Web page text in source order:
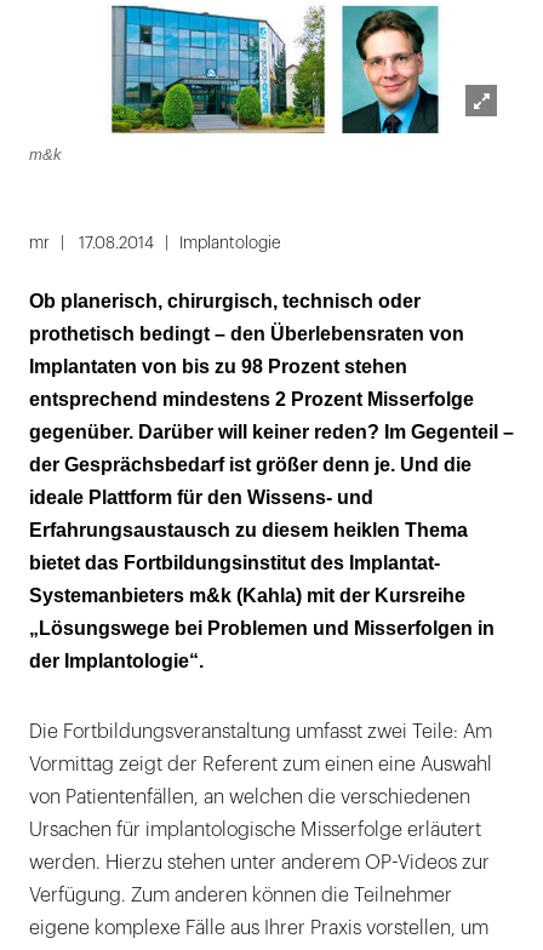
m&k
mr 17.08.2014 Implantologie
Ob planerisch, chirurgisch, technisch oder
prothetisch bedingt – den Überlebensraten von
Implantaten von bis zu 98 Prozent stehen
entsprechend mindestens 2 Prozent Misserfolge
gegenüber. Darüber will keiner reden? Im Gegenteil –
der Gesprächsbedarf ist größer denn je. Und die
ideale Plattform für den Wissens- und
Erfahrungsaustausch zu diesem heiklen Thema
bietet das Fortbildungsinstitut des Implantat-
Systemanbieters m&k (Kahla) mit der Kursreihe
„Lösungswege bei Problemen und Misserfolgen in
der Implantologie“.
Die Fortbildungsveranstaltung umfasst zwei Teile: Am
Vormittag zeigt der Referent zum einen eine Auswahl
von Patientenfällen, an welchen die verschiedenen
Ursachen für implantologische Misserfolge erläutert
werden. Hierzu stehen unter anderem OP-Videos zur
Verfügung. Zum anderen können die Teilnehmer
eigene komplexe Fälle aus Ihrer Praxis vorstellen, um